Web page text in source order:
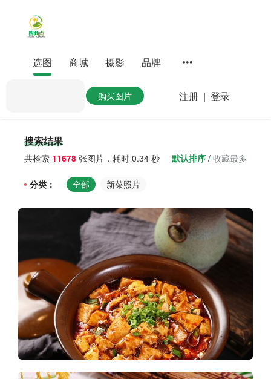
选图 商城 摄影 品牌
注册 | 登录
购买图片
搜索结果
默认排序 / 收藏最多
共检索 11678 张图片，耗时 0.34 秒
分类： 全部
新菜照片
所有菜品照片
菜照大合集